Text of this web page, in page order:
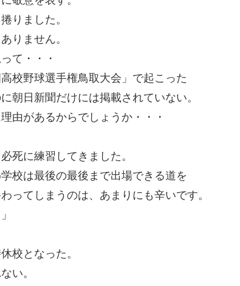
りました。
りません。
て・・・
校野球選手権鳥取大会」で起こった
朝日新聞だけには掲載されていない。
由があるからでしょうか・・・
死に練習してきました。
校は最後の最後まで出場できる道を
ってしまうのは、あまりにも辛いです。
校となった。
い。